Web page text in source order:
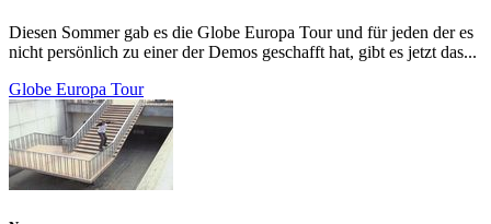
Diesen Sommer gab es die Globe Europa Tour und für jeden der es
nicht persönlich zu einer der Demos geschafft hat, gibt es jetzt das...
Globe Europa Tour